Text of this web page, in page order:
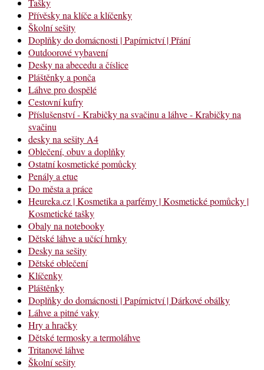
Přívěsky na klíče a klíčenky
Školní sešity
Doplňky do domácnosti | Papírnictví | Přání
Outdoorové vybavení
Desky na abecedu a číslice
Pláštěnky a ponča
Láhve pro dospělé
Cestovní kufry
Příslušenství - Krabičky na svačinu a láhve - Krabičky na
svačinu
desky na sešity A4
Oblečení, obuv a doplňky
Ostatní kosmetické pomůcky
Penály a etue
Do města a práce
Heureka.cz | Kosmetika a parfémy | Kosmetické pomůcky |
Kosmetické tašky
Obaly na notebooky
Dětské láhve a učící hrnky
Desky na sešity
Dětské oblečení
Klíčenky
Pláštěnky
Doplňky do domácnosti | Papírnictví | Dárkové obálky
Láhve a pitné vaky
Hry a hračky
Dětské termosky a termoláhve
Tritanové láhve
Školní sešity